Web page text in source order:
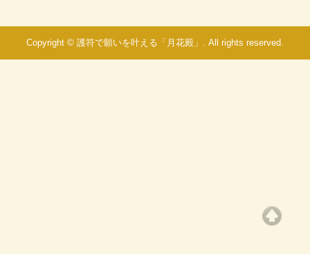
Copyright © 護符で願いを叶える「月花殿」. All rights reserved.